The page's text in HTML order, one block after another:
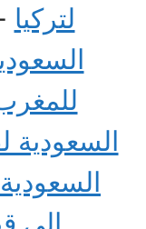
لتركيا
السعودية
الى